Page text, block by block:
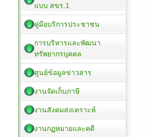
แบบ สขร.1
คู่มือบริการประชาชน
การบริหารและพัฒนา
ทรัพยากรบุคคล
ศูนย์ข้อมูลข่าวสาร
งานจัดเก็บภาษี
งานสังคมสงเคราะห์
งานกฏหมายและคดี